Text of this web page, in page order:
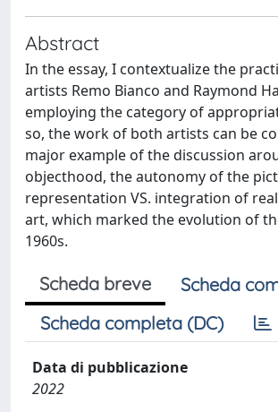
Abstract
In the essay, I contextualize the
artists Remo Bianco and Raymond
employing the category of
so, the work of both artists can be
major example of the discussion
objecthood, the autonomy of the
representation VS. integration of
art, which marked the evolution of
1960s.
Scheda breve
Scheda
Scheda completa (DC)
Data di pubblicazione
2022